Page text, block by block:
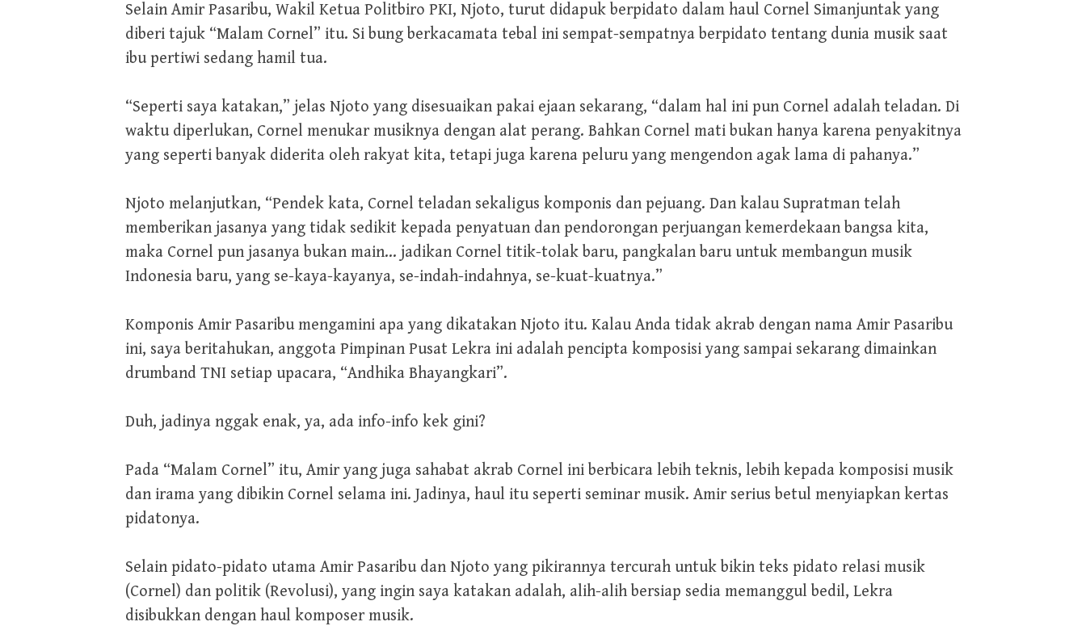
Selain Amir Pasaribu, Wakil Ketua Politbiro PKI, Njoto, turut didapuk berpidato dalam haul Cornel Simanjuntak yang
diberi tajuk “Malam Cornel” itu. Si bung berkacamata tebal ini sempat-sempatnya berpidato tentang dunia musik saat
ibu pertiwi sedang hamil tua.
“Seperti saya katakan,” jelas Njoto yang disesuaikan pakai ejaan sekarang, “dalam hal ini pun Cornel adalah teladan. Di
waktu diperlukan, Cornel menukar musiknya dengan alat perang. Bahkan Cornel mati bukan hanya karena penyakitnya
yang seperti banyak diderita oleh rakyat kita, tetapi juga karena peluru yang mengendon agak lama di pahanya.”
Njoto melanjutkan, “Pendek kata, Cornel teladan sekaligus komponis dan pejuang. Dan kalau Supratman telah
memberikan jasanya yang tidak sedikit kepada penyatuan dan pendorongan perjuangan kemerdekaan bangsa kita,
maka Cornel pun jasanya bukan main… jadikan Cornel titik-tolak baru, pangkalan baru untuk membangun musik
Indonesia baru, yang se-kaya-kayanya, se-indah-indahnya, se-kuat-kuatnya.”
Komponis Amir Pasaribu mengamini apa yang dikatakan Njoto itu. Kalau Anda tidak akrab dengan nama Amir Pasaribu
ini, saya beritahukan, anggota Pimpinan Pusat Lekra ini adalah pencipta komposisi yang sampai sekarang dimainkan
drumband TNI setiap upacara, “Andhika Bhayangkari”.
Duh, jadinya nggak enak, ya, ada info-info kek gini?
Pada “Malam Cornel” itu, Amir yang juga sahabat akrab Cornel ini berbicara lebih teknis, lebih kepada komposisi musik
dan irama yang dibikin Cornel selama ini. Jadinya, haul itu seperti seminar musik. Amir serius betul menyiapkan kertas
pidatonya.
Selain pidato-pidato utama Amir Pasaribu dan Njoto yang pikirannya tercurah untuk bikin teks pidato relasi musik
(Cornel) dan politik (Revolusi), yang ingin saya katakan adalah, alih-alih bersiap sedia memanggul bedil, Lekra
disibukkan dengan haul komposer musik.